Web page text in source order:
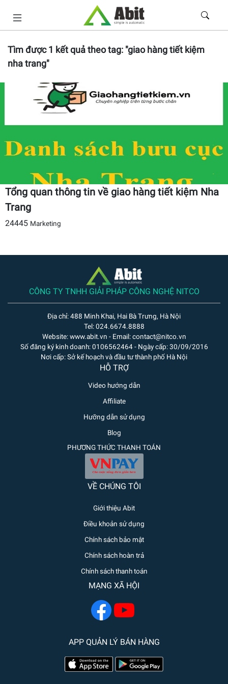
Tìm được1 kết quả theo tag: "giao hàng tiết kiệm
nha trang"
Tổng quan thông tin về giao hàng tiết kiệm Nha
Trang
24445 Marketing
CÔNG TY TNHH GIẢI PHÁP CÔNG NGHỆ NITCO
Địa chỉ: 488 Minh Khai, Hai Bà Trưng, Hà Nội
Tel: 024.6674.8888
Website: www.abit.vn - Email: contact@nitco.vn
Số đăng ký kinh doanh: 0106562464 - Ngày cấp: 30/09/2016
Nơi cấp: Sở kế hoạch và đầu tư thành phố Hà Nội
HỖ TRỢ
Video hướng dẫn
Affiliate
Hưỡng dẫn sử dụng
Blog
PHƯƠNG THỨC THANH TOÁN
VỀ CHÚNG TÔI
Giới thiệu Abit
Điều khoản sử dụng
Chính sách bảo mật
Chính sách hoàn trả
Chính sách thanh toán
MẠNG XÃ HỘI
APP QUẢN LÝ BÁN HÀNG